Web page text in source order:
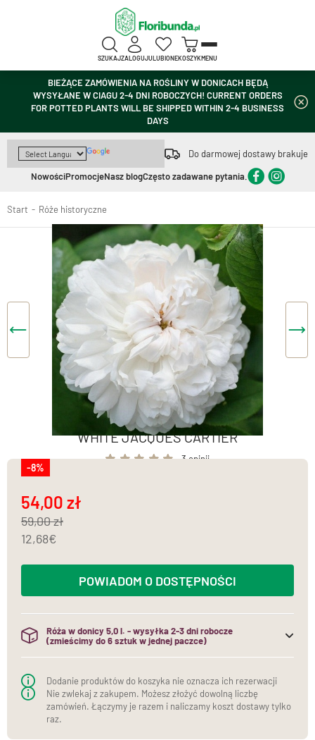
BIEŻĄCE ZAMÓWIENIA NA ROŚLINY W DONICACH BĘDĄ
WYSYŁANE W CIAGU 2-4 DNI ROBOCZYCH! CURRENT ORDERS
FOR POTTED PLANTS WILL BE SHIPPED WITHIN 2-4 BUSINESS
DAYS
Do darmowej dostawy brakuje
NowościPromocjeNasz blogCzęsto zadawane pytania.
SZUKAJZALOGUJULUBIONEKOSZYKMENU
Start Róże historyczne
WHITE JACQUES CARTIER
3 opinii
-8%
54,00
59,00
12,68
POWIADOM O DOSTĘPNOŚCI
Róża w donicy 5,0 l. - wysyłka 2-3 dni robocze
(zmieścimy do 6 sztuk w jednej paczce)
(do jednej paczki mieścimy maksymalnie 6 sztuk róż w
Dodanie produktów do koszyka nie oznacza ich rezerwacji
Nie zwlekaj z zakupem. Możesz złożyć dowolną liczbę
zamówień. Łączymy je razem i naliczamy koszt dostawy tylko
raz.